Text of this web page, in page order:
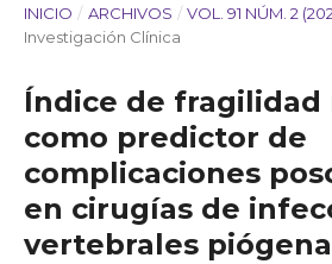
INICIO / ARCHIVOS / VOL. 91 NÚM. 2
Investigación Clínica
Índice de fragilidad
como predictor de
complicaciones
en cirugías de
vertebrales